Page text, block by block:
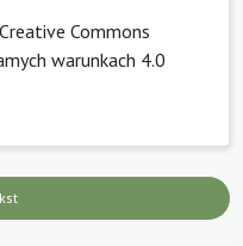
Creative Commons
warunkach 4.0